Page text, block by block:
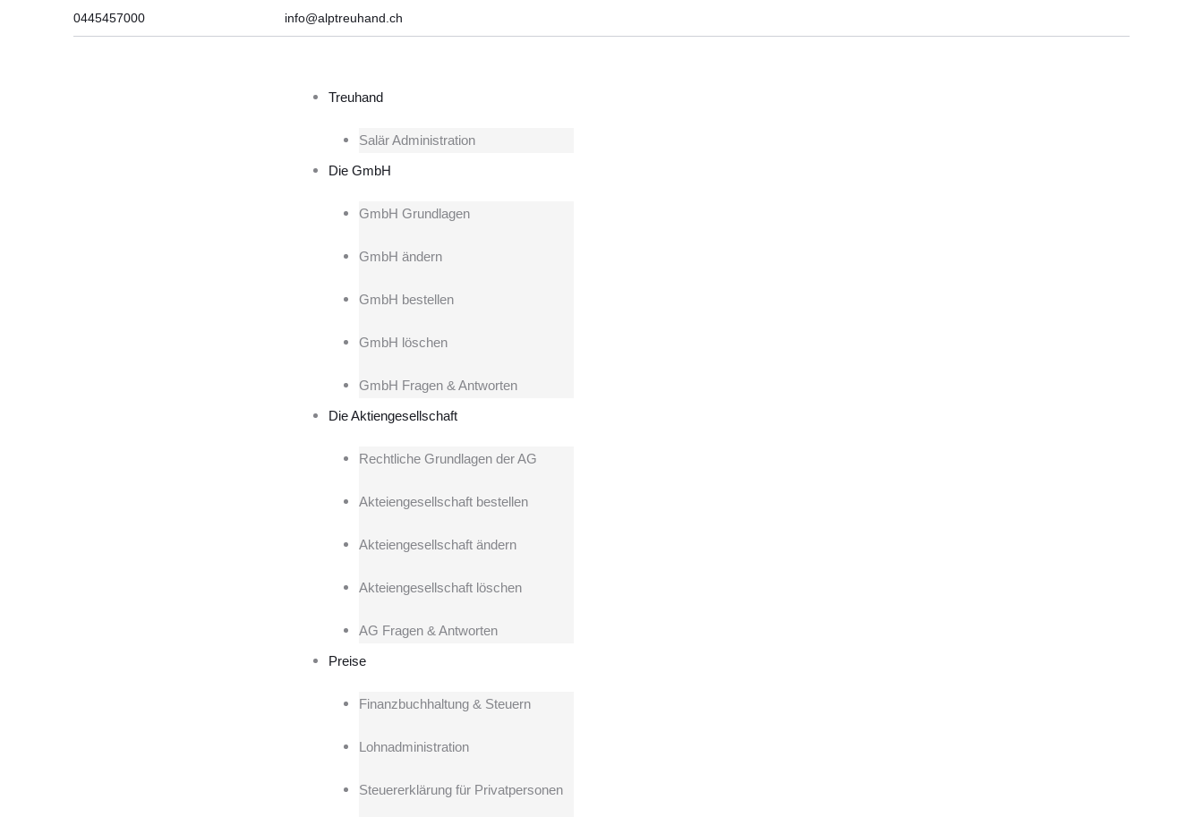
0445457000 info@alptreuhand.ch
Treuhand
Salär Administration
Die GmbH
GmbH Grundlagen
GmbH ändern
GmbH bestellen
GmbH löschen
GmbH Fragen & Antworten
Die Aktiengesellschaft
Rechtliche Grundlagen der AG
Akteiengesellschaft bestellen
Akteiengesellschaft ändern
Akteiengesellschaft löschen
AG Fragen & Antworten
Preise
Finanzbuchhaltung & Steuern
Lohnadministration
Steuererklärung für Privatpersonen